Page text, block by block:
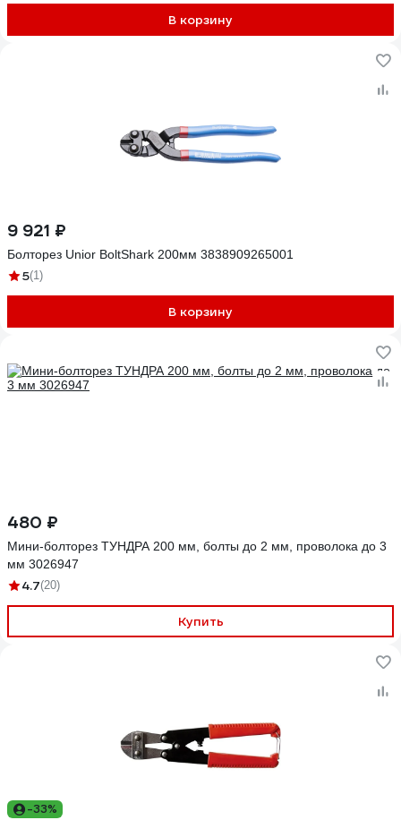
В корзину
9 921 ₽
Болторез Unior BoltShark 200мм 3838909265001
5(1)
В корзину
480 ₽
Мини-болторез ТУНДРА 200 мм, болты до 2 мм, проволока до 3
мм 3026947
4.7(20)
Купить
-33%